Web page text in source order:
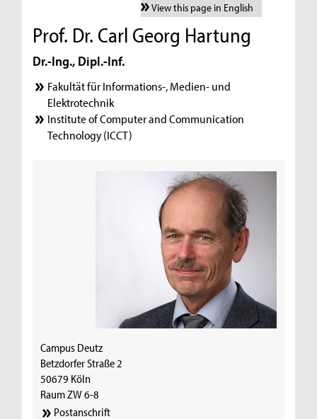
View this page in English
Prof. Dr. Carl Georg Hartung
Dr.-Ing., Dipl.-Inf.
Fakultät für Informations-, Medien- und
Elektrotechnik
Institute of Computer and Communication
Technology (ICCT)
Campus Deutz
Betzdorfer Straße 2
50679 Köln
Raum ZW 6-8
Postanschrift